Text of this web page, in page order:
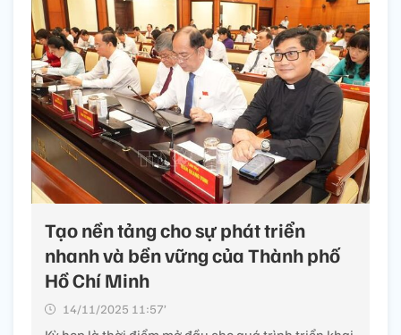
Tạo nền tảng cho sự phát triển
nhanh và bền vững của Thành phố
Hồ Chí Minh
14/11/2025 11:57’